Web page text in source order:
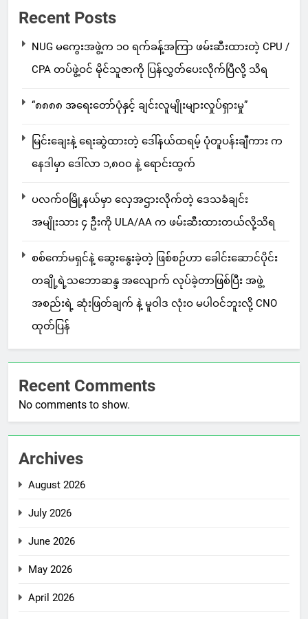
Recent Posts
NUG မကွေးအဖွဲ့က ၁၀ ရက်ခန့်အကြာ ဖမ်းဆီးထားတဲ့ CPU /
CPA တပ်ဖွဲ့ဝင် မိုင်သူဇာကို ပြန်လွှတ်ပေးလိုက်ပြီလို့ သိရ
“၈၈၈၈ အရေးတော်ပုံနှင့် ချင်းလူမျိုးများလှုပ်ရှားမှု”
မြင်းချေးနဲ့ ရေးဆွဲထားတဲ့ ဒေါ်နယ်ထရမ့် ပုံတူပန်းချီကား က
နေဒါမှာ ဒေါ်လာ ၁,၈၀၀ နဲ့ ရောင်းထွက်
ပလက်ဝမြို့နယ်မှာ လှေအဌားလိုက်တဲ့ ဒေသခံချင်း
အမျိုးသား ၄ ဦးကို ULA/AA က ဖမ်းဆီးထားတယ်လို့သိရ
စစ်ကော်မရှင်နဲ့ ဆွေးနွေးခဲ့တဲ့ ဖြစ်စဉ်ဟာ ခေါင်းဆောင်ပိုင်း
တချို့ရဲ့သဘောဆန္ဒ အလျောက် လုပ်ခဲ့တာဖြစ်ပြီး အဖွဲ့
အစည်းရဲ့ ဆုံးဖြတ်ချက် နဲ့ မူဝါဒ လုံးဝ မပါဝင်ဘူးလို့ CNO
ထုတ်ပြန်
Recent Comments
No comments to show.
Archives
August 2026
July 2026
June 2026
May 2026
April 2026